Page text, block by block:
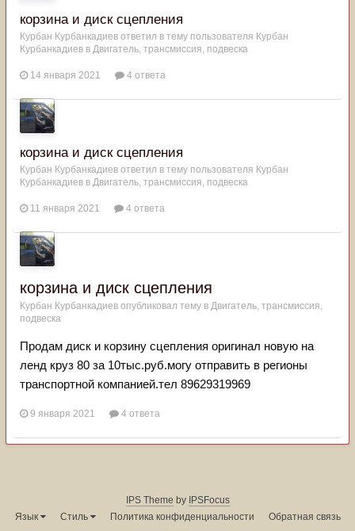
корзина и диск сцепления
Курбан Курбанкадиев ответил в тему пользователя Курбан
Курбанкадиев в Двигатель, трансмиссия, подвеска
14 января 2021 4 ответа
корзина и диск сцепления
Курбан Курбанкадиев ответил в тему пользователя Курбан
Курбанкадиев в Двигатель, трансмиссия, подвеска
11 января 2021 4 ответа
корзина и диск сцепления
Курбан Курбанкадиев опубликовал тему в Двигатель, трансмиссия,
подвеска
Продам диск и корзину сцепления оригинал новую на
ленд круз 80 за 10тыс.руб.могу отправить в регионы
транспортной компанией.тел 89629319969
9 января 2021 4 ответа
IPS Theme by IPSFocus
Язык
Стиль Политика конфиденциальности Обратная связь